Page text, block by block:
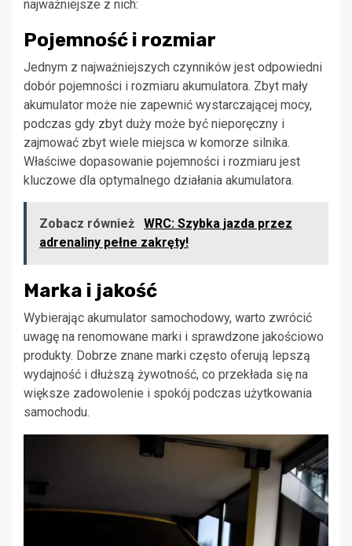
najważniejsze z nich:
Pojemność i rozmiar
Jednym z najważniejszych czynników jest odpowiedni
dobór pojemności i rozmiaru akumulatora. Zbyt mały
akumulator może nie zapewnić wystarczającej mocy,
podczas gdy zbyt duży może być nieporęczny i
zajmować zbyt wiele miejsca w komorze silnika.
Właściwe dopasowanie pojemności i rozmiaru jest
kluczowe dla optymalnego działania akumulatora.
Zobacz również
WRC: Szybka jazda przez
adrenaliny pełne zakręty!
Marka i jakość
Wybierając akumulator samochodowy, warto zwrócić
uwagę na renomowane marki i sprawdzone jakościowo
produkty. Dobrze znane marki często oferują lepszą
wydajność i dłuższą żywotność, co przekłada się na
większe zadowolenie i spokój podczas użytkowania
samochodu.